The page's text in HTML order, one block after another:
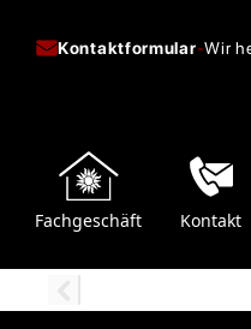
Kontaktformular-Wir
Fachgeschäft Kontakt